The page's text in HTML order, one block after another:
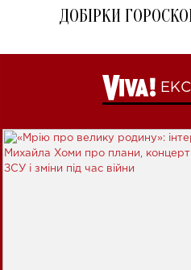
ДОБІРКИ